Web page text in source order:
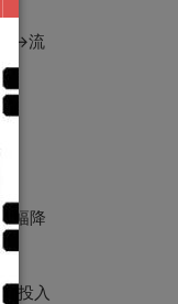
→流
幅降
投入